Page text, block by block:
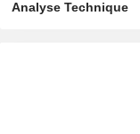
Analyse Technique